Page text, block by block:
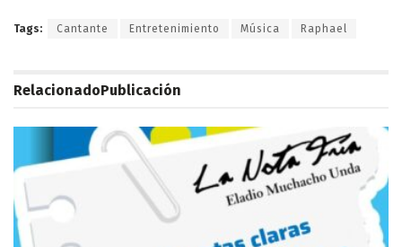
Tags: Cantante Entretenimiento Música Raphael
RelacionadoPublicación